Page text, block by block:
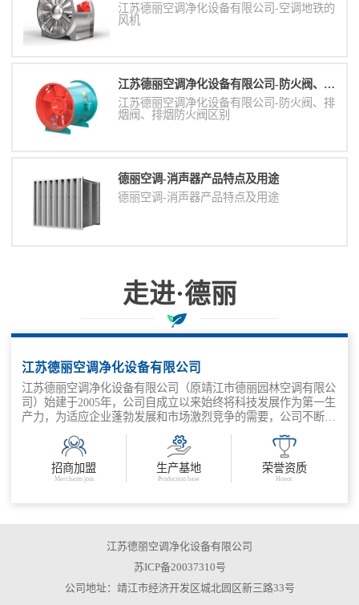
江苏德丽空调净化设备有限公司-空调地铁的
风机
江苏德丽空调净化设备有限公司-防火阀、排烟阀、排烟防火阀区别
江苏德丽空调净化设备有限公司-防火阀、排
烟阀、排烟防火阀区别
德丽空调-消声器​产品特点及用途
德丽空调-消声器​产品特点及用途
走进·德丽
科技兴企、质量取胜、管理增效
江苏德丽空调净化设备有限公司
江苏德丽空调净化设备有限公司（原靖江市德丽园林空调有限公
司）始建于2005年，公司自成立以来始终将科技发展作为第一生
产力，为适应企业蓬勃发展和市场激烈竞争的需要，公司不断深
取胜、管理增效的发展之路。公司主要产品有：金属外壳消声
器、结构片式消声器、管道式消声器、组合风阀、风量调节阀、
余压阀、各类防火阀等。
招商加盟
Merchants join
生产基地
Production base
荣誉资质
Honor
江苏德丽空调净化设备有限公司
苏ICP备20037310号
公司地址：靖江市经济开发区城北园区新三路33号